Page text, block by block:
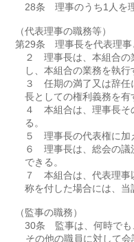
第28条 理事のうち1人を
（代表理事の職務等）
第29条 理事長を代表理事
２ 理事長は、本組合の
し、本組合の業務を執行
３ 任期の満了又は辞任
長としての権利義務を有
４ 本組合は、理事長そ
る。
５ 理事長の代表権に加
６ 理事長は、総会の議
できる。
７ 本組合は、代表理事
称を付した場合には、
（監事の職務）
第30条 監事は、何時で
その他の職員に対して